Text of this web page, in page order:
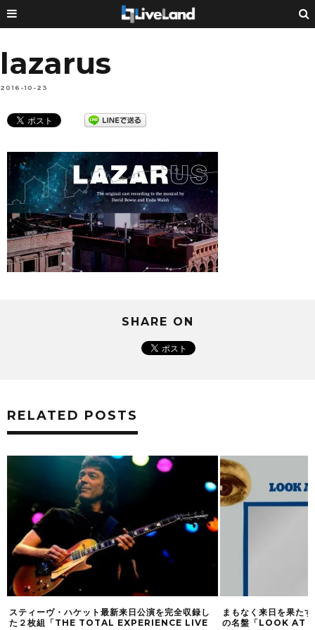
lazarus
2016-10-23
SHARE ON
RELATED POSTS
ヴ・ハケット最新来日公演を完全収録し
組「THE TOTAL EXPERIENCE LIVE
まもなく来日を果たす、
の名盤「LOOK AT